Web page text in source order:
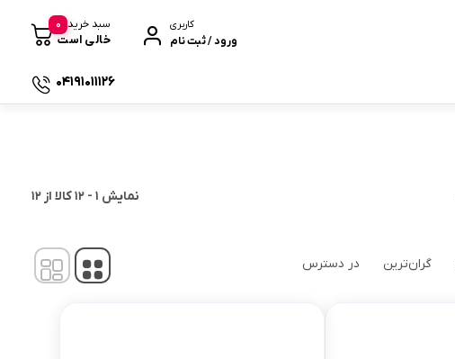
کاربری
ورود / ثبت نام
سبد خرید
خالی است
0
04191011126
نمایش 1
-
12کالا از 12
گران‌ترین در دسترس